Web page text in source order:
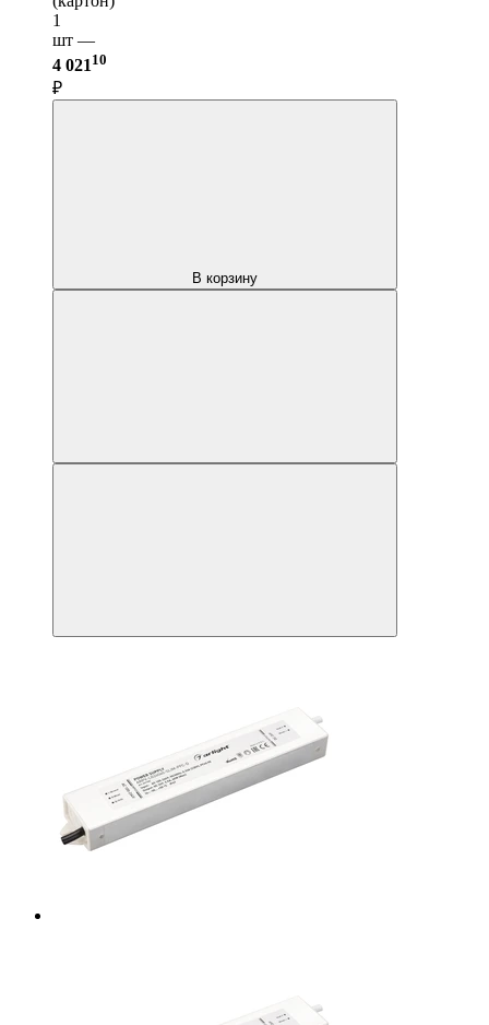
1
шт —
4 021 10
₽
В корзину